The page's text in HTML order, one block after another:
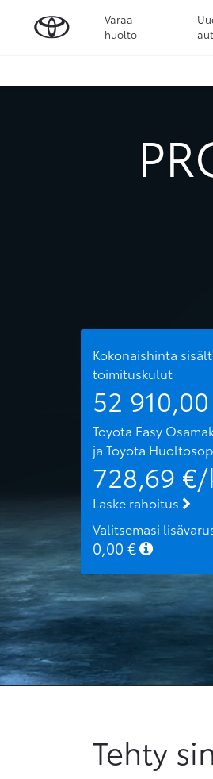
Varaa
huolto
Kokonaishinta
toimituskulut
52 910,00
Toyota Easy
ja Toyota
728,69
Laske rahoitus
Valitsemasi
0,00 €
Tehty